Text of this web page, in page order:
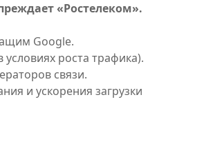
«Ростелеком».
Google.
роста трафика).
связи.
и ускорения загрузки